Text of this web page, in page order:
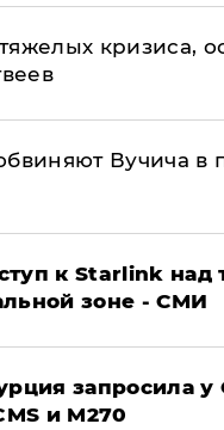
кризиса,
Вучича в
к Starlink над
зоне - СМИ
запросила
и M270